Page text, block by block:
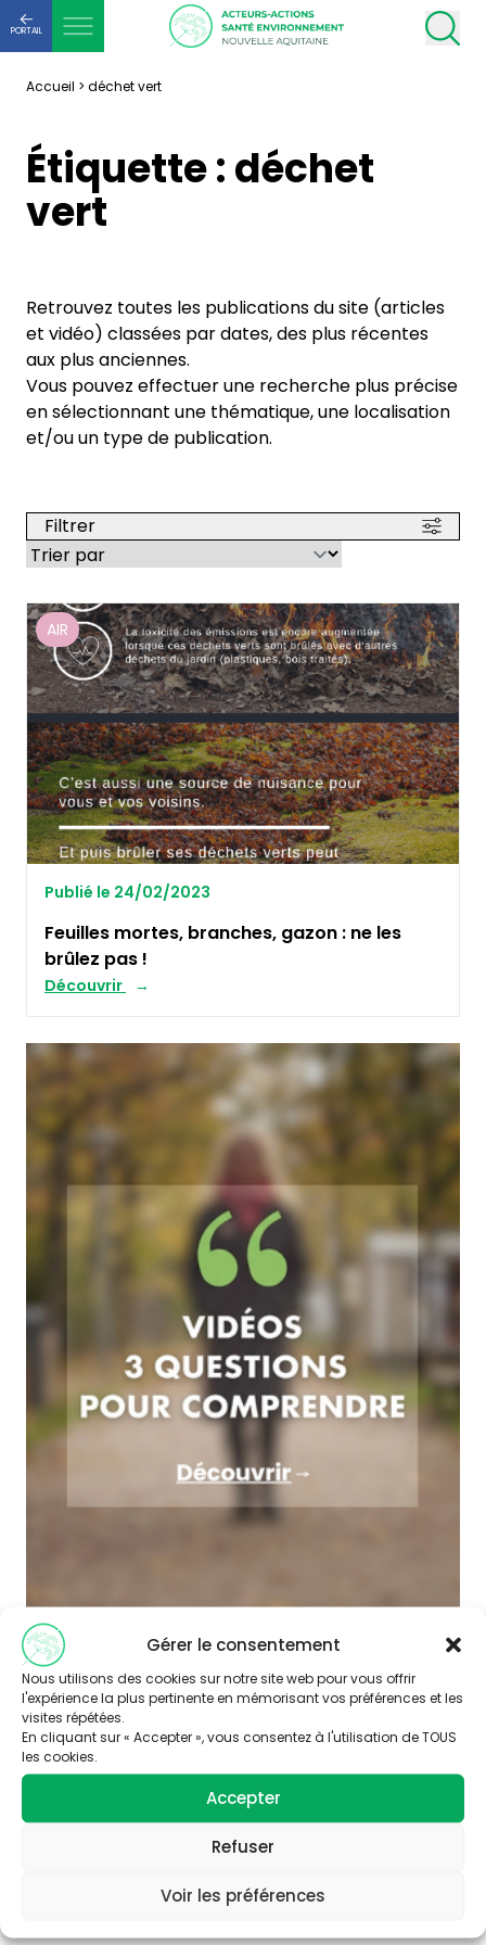
Gérer le consentement
Nous utilisons des cookies sur notre site web pour vous offrir
l'expérience la plus pertinente en mémorisant vos préférences et les
visites répétées.
En cliquant sur « Accepter », vous consentez à l'utilisation de TOUS
les cookies.
Accepter
Refuser
Voir les préférences
PORTAIL
Accueil > déchet vert
Étiquette :déchet
vert
Retrouvez toutes les publications du site (articles
et vidéo) classées par dates, des plus récentes
aux plus anciennes.
Vous pouvez effectuer une recherche plus précise
en sélectionnant une thématique, une localisation
et/ou un type de publication.
Filtrer
AIR
Publié le 24/02/2023
Feuilles mortes, branches, gazon : ne les
brûlez pas !
Découvrir